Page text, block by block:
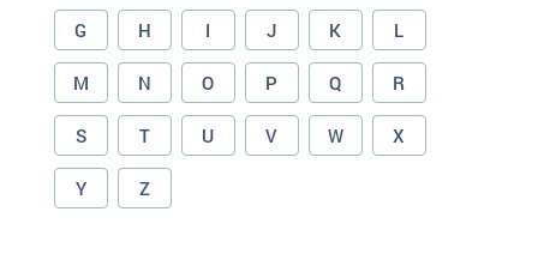
G H I J K L
M N O P Q R
S T U V W X
Y Z